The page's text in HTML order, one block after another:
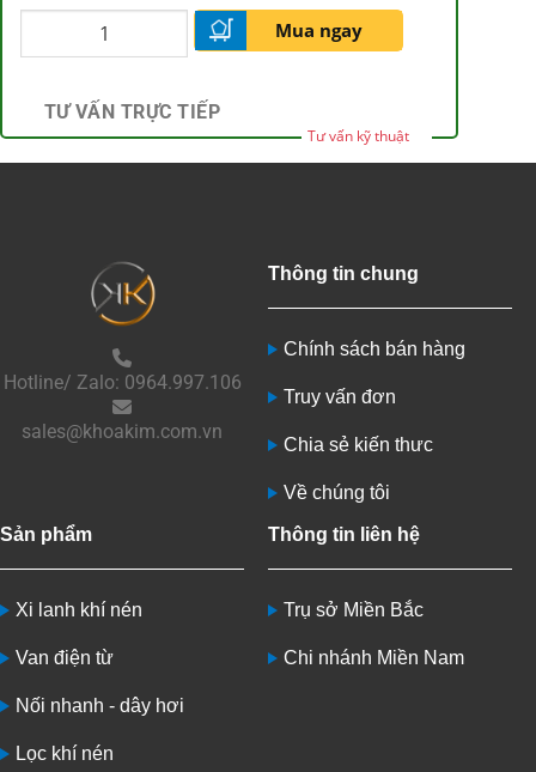
Mua ngay
TƯ VẤN TRỰC TIẾP
Tư vấn kỹ thuật
Hotline/ Zalo: 0964.997.106
sales@khoakim.com.vn
Thông tin chung
Chính sách bán hàng
Truy vấn đơn
Chia sẻ kiến thưc
Về chúng tôi
Sản phẩm
Xi lanh khí nén
Van điện từ
Nối nhanh - dây hơi
Lọc khí nén
Thông tin liên hệ
Trụ sở Miền Bắc
Chi nhánh Miền Nam